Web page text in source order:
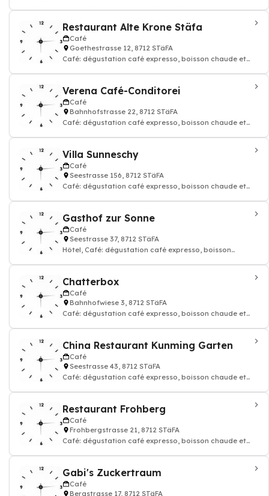
Restaurant Alte Krone Stäfa
Café
Goethestrasse 12, 8712 STäFA
Café: dégustation café expresso, boisson chaude et
Verena Café-Conditorei
Café
Bahnhofstrasse 22, 8712 STäFA
Café: dégustation café expresso, boisson chaude et
Villa Sunneschy
Café
Seestrasse 156, 8712 STäFA
Café: dégustation café expresso, boisson chaude et
Gasthof zur Sonne
Café
Seestrasse 37, 8712 STäFA
Hôtel, Café: dégustation café expresso, boisson
Chatterbox
Café
Bahnhofwiese 3, 8712 STäFA
Café: dégustation café expresso, boisson chaude et
China Restaurant Kunming Garten
Café
Seestrasse 43, 8712 STäFA
Café: dégustation café expresso, boisson chaude et
Restaurant Frohberg
Café
Frohbergstrasse 21, 8712 STäFA
Café: dégustation café expresso, boisson chaude et
Gabi's Zuckertraum
Café
Bergstrasse 17, 8712 STäFA